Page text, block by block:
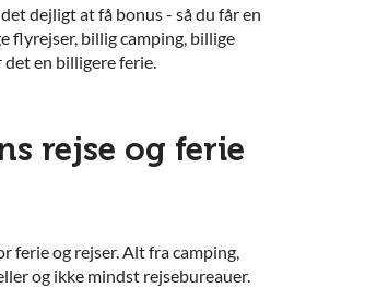
dejligt at få bonus - så du får en
flyrejser, billig camping, billige
det en billigere ferie.
rejse og ferie
ferie og rejser. Alt fra camping,
og ikke mindst rejsebureauer.